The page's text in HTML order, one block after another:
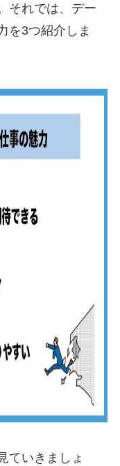
それでは、デー
を3つ紹介しま
ていきましょ